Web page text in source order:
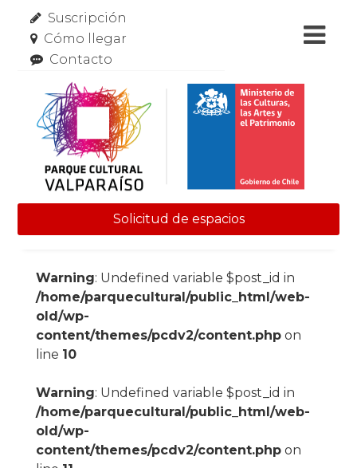
Suscripción
Cómo llegar
Contacto
Solicitud de espacios
Warning: Undefined variable $post_id in
/home/parquecultural/public_html/web-
old/wp-
content/themes/pcdv2/content.phpon
line 10
Warning: Undefined variable $post_id in
/home/parquecultural/public_html/web-
old/wp-
content/themes/pcdv2/content.phpon